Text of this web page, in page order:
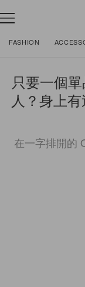
FASHION
只要一個
人？身上
在一字排開的